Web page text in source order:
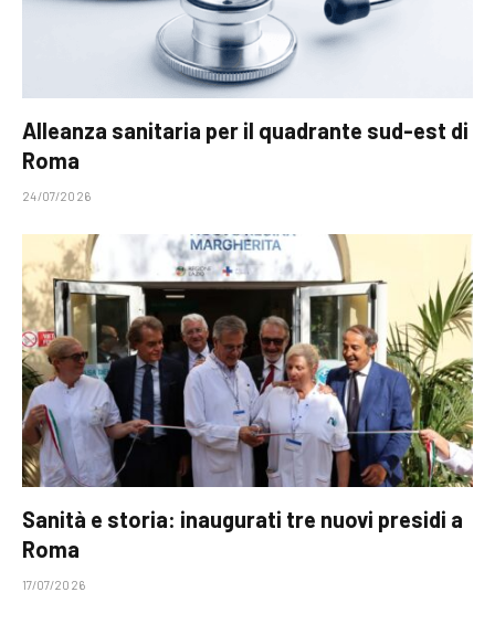
Alleanza sanitaria per il quadrante sud-est di
Roma
24/07/2026
Sanità e storia: inaugurati tre nuovi presidi a
Roma
17/07/2026